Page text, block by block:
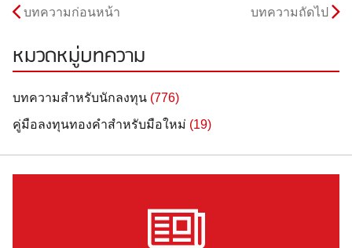
บทความก่อนหน้า บทความถัดไป
หมวดหมู่บทความ
บทความสำหรับนักลงทุน (776)
คู่มือลงทุนทองคำสำหรับมือใหม่ (19)